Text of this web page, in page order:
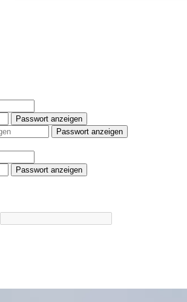
Passwort anzeigen
Passwort anzeigen
Passwort anzeigen